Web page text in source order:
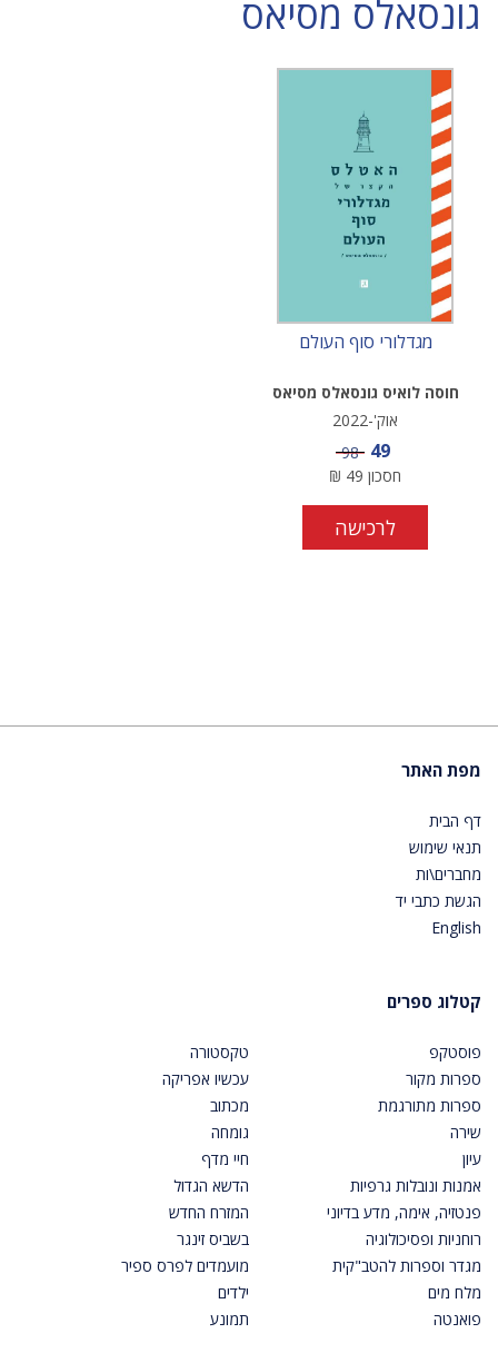
גונסאלס מסיאס
מגדלורי סוף העולם
חוסה לואיס גונסאלס מסיאס
אוק'-2022
מחיר מבצע
49 מחיר
98
חסכון 49
₪
לרכישה
מפת האתר
דף הבית
תנאי שימוש
מחברים\ות
הגשת כתבי יד
English
קטלוג ספרים
פוסטקפ
ספרות מקור
ספרות מתורגמת
שירה
עיון
אמנות ונובלות גרפיות
פנטזיה, אימה, מדע בדיוני
רוחניות ופסיכולוגיה
מגדר וספרות להטב"קית
מלח מים
פואנטה
טקסטורה
עכשיו אפריקה
מכתוב
גומחה
חיי מדף
הדשא הגדול
המזרח החדש
בשביס זינגר
מועמדים לפרס ספיר
ילדים
תמונע